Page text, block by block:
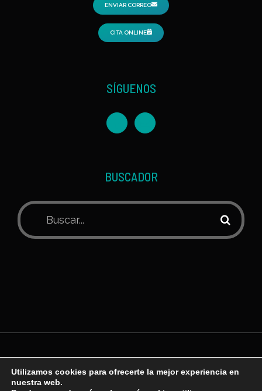
ENVIAR CORREO
CITA ONLINE
SÍGUENOS
BUSCADOR
Mallorca | Todos los derechos reservados |Polític
Utilizamos cookies para ofrecerte la mejor experiencia en
nuestra web.